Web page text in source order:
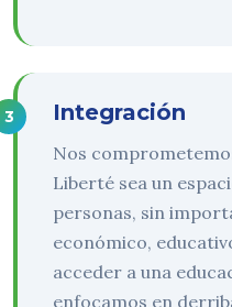
Integración
Nos
Liberté sea un
personas, sin
económico,
acceder a una
enfocamos en